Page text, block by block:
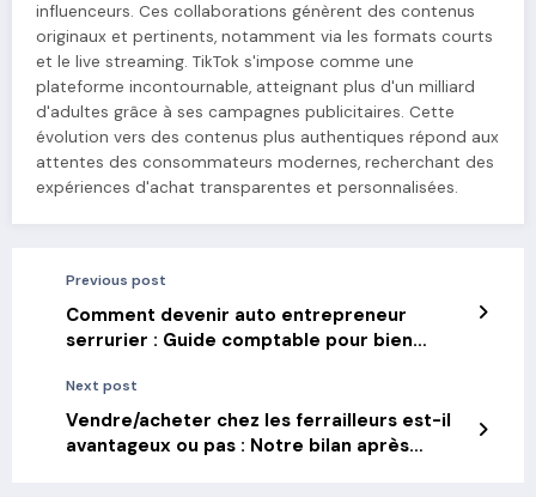
influenceurs. Ces collaborations génèrent des contenus
originaux et pertinents, notamment via les formats courts
et le live streaming. TikTok s'impose comme une
plateforme incontournable, atteignant plus d'un milliard
d'adultes grâce à ses campagnes publicitaires. Cette
évolution vers des contenus plus authentiques répond aux
attentes des consommateurs modernes, recherchant des
expériences d'achat transparentes et personnalisées.
Previous post
Comment devenir auto entrepreneur
serrurier : Guide comptable pour bien
Next post
Vendre/acheter chez les ferrailleurs est-il
avantageux ou pas : Notre bilan après